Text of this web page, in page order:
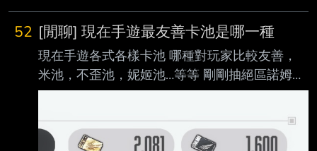
52 [閒聊] 現在手遊最友善卡池是哪一種
現在手遊各式各樣卡池 哪種對玩家比較友善，
米池，不歪池，妮姬池…等等 剛剛抽絕區諾姆又
爆死 --